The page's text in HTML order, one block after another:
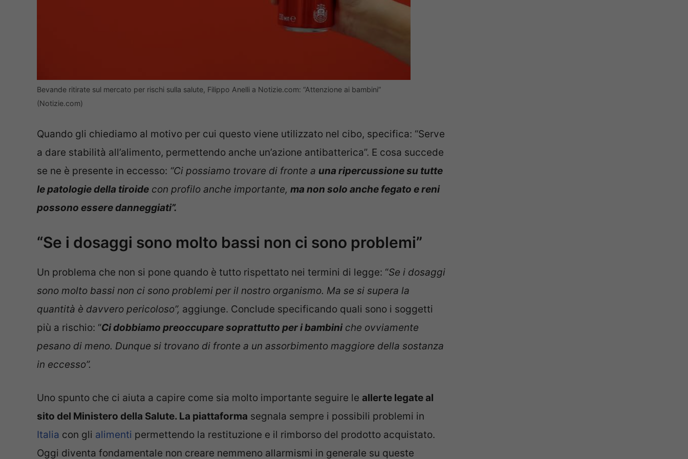
Bevande ritirate sul mercato per rischi sulla salute, Filippo Anelli a Notizie.com: “Attenzione ai bambini”
(Notizie.com)
Quando gli chiediamo al motivo per cui questo viene utilizzato nel cibo, specifica: “Serve
a dare stabilità all’alimento, permettendo anche un’azione antibatterica”. E cosa succede
se ne è presente in eccesso: “Ci possiamo trovare di fronte a una ripercussione su tutte
le patologie della tiroide con profilo anche importante, ma non solo anche fegato e reni
possono essere danneggiati”.
“Se i dosaggi sono molto bassi non ci sono problemi”
Un problema che non si pone quando è tutto rispettato nei termini di legge: “Se i dosaggi
sono molto bassi non ci sono problemi per il nostro organismo. Ma se si supera la
quantità è davvero pericoloso”, aggiunge. Conclude specificando quali sono i soggetti
più a rischio: “Ci dobbiamo preoccupare soprattutto per i bambiniche ovviamente
pesano di meno. Dunque si trovano di fronte a un assorbimento maggiore della sostanza
in eccesso”.
Uno spunto che ci aiuta a capire come sia molto importante seguire le allerte legate al
sito del Ministero della Salute. La piattaforma segnala sempre i possibili problemi in
Italia con gli alimenti permettendo la restituzione e il rimborso del prodotto acquistato.
Oggi diventa fondamentale non creare nemmeno allarmismi in generale su queste